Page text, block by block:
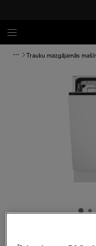
Trauku mazgājamās